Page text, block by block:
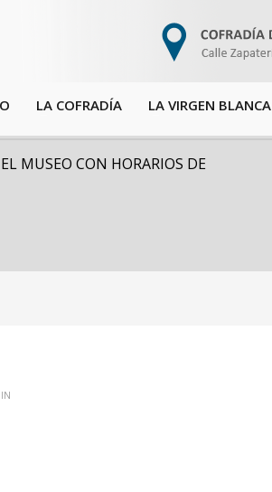
LA COFRADÍA LA VIRGEN BLANCA
MUSEO CON HORARIOS DE